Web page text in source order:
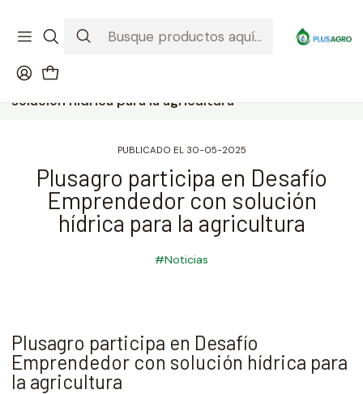
Ver condiciones de la promoción
solución hídrica para la agricultura
PUBLICADO EL 30-05-2025
Plusagro participa en Desafío
Emprendedor con solución
hídrica para la agricultura
#Noticias
Plusagro participa en Desafío
Emprendedor con solución hídrica para
la agricultura